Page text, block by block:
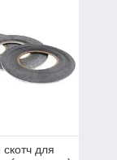
скотч для